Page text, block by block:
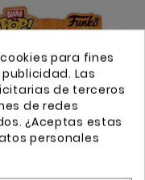
para fines
Las
de terceros
de redes
¿Aceptas estas
personales